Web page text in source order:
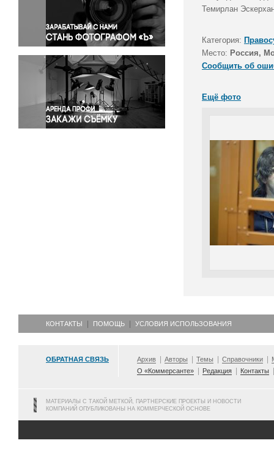
Правосудие
Происшествия и конфликты
Религия
Светская жизнь
Спорт
Экология
Экономика и бизнес
Темирлан
Категория:
Место: Россия,
Сообщить об
Ещё фото
КОНТАКТЫ ПОМОЩЬ УСЛОВИЯ ИСПОЛЬЗОВАНИЯ
ОБРАТНАЯ СВЯЗЬ Архив Авторы Темы Справочники
О «Коммерсанте»
Редакция Контакты
МАТЕРИАЛЫ С ТАКОЙ МЕТКОЙ, ПАРТНЕРСКИЕ ПРОЕКТЫ И НОВОСТИ
КОМПАНИЙ ОПУБЛИКОВАНЫ НА КОММЕРЧЕСКОЙ ОСНОВЕ